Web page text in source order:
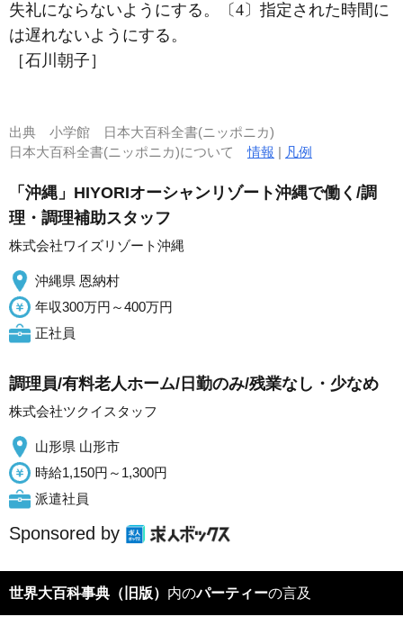
失礼にならないようにする。〔4〕指定された時間に
は遅れないようにする。
［石川朝子］
出典 小学館 日本大百科全書(ニッポニカ)
日本大百科全書(ニッポニカ)について情報 | 凡例
「沖縄」HIYORIオーシャンリゾート沖縄で働く/調
理・調理補助スタッフ
株式会社ワイズリゾート沖縄
沖縄県 恩納村
年収300万円～400万円
正社員
調理員/有料老人ホーム/日勤のみ/残業なし・少なめ
株式会社ツクイスタッフ
山形県 山形市
時給1,150円～1,300円
派遣社員
Sponsored by
世界大百科事典（旧版） 内のパーティーの言及